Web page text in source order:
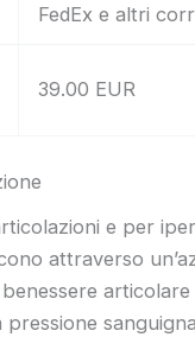
FedEx e altri
39.00 EUR
e per
attraverso
articolare